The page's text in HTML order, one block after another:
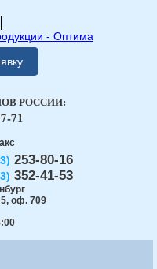
253-80-16
352-41-53
оф. 709
РОССИИ:
71